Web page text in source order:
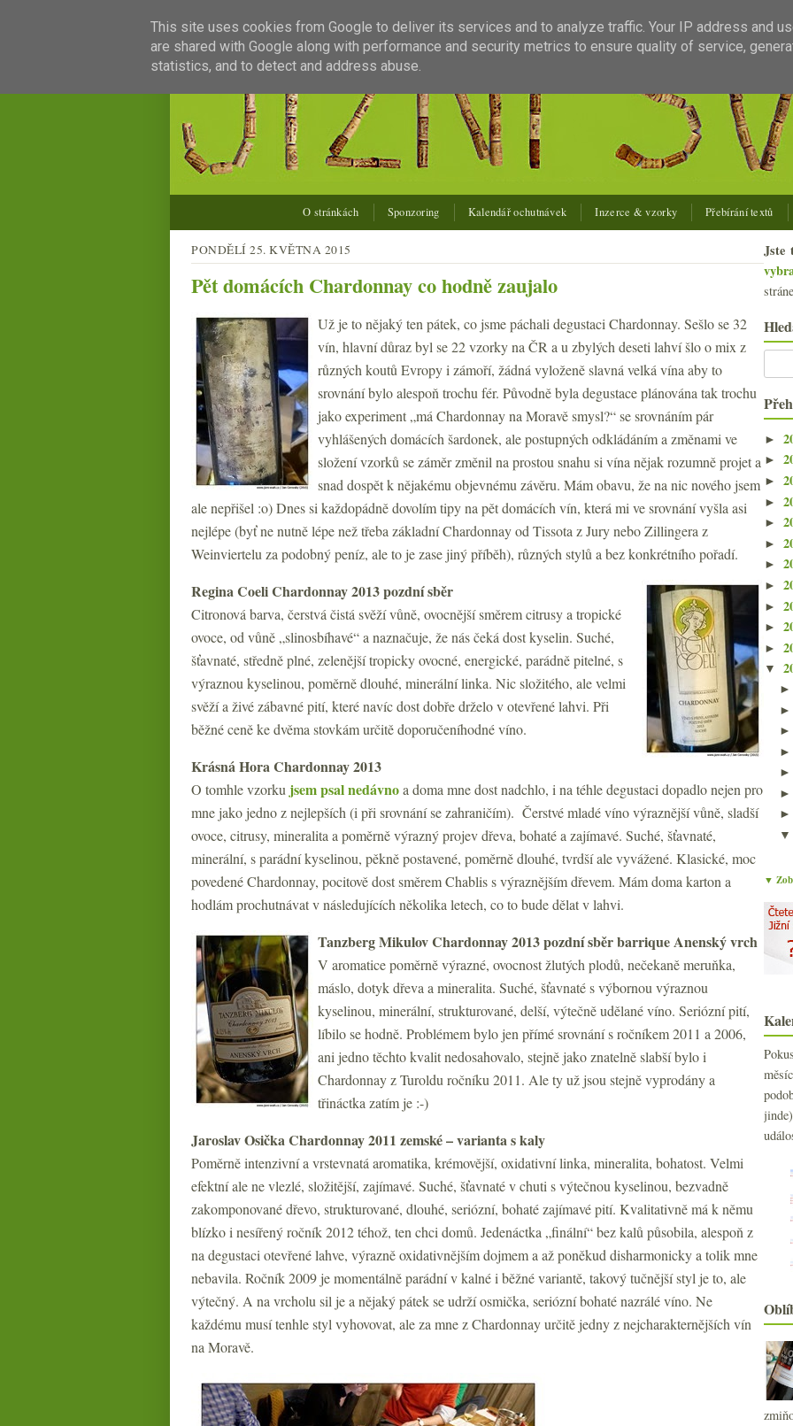
O stránkách Sponzoring Kalendář ochutnávek Inzerce & vzorky Přebírání textů
PONDĚLÍ 25. KVĚTNA 2015
Pět domácích Chardonnay co hodně zaujalo
Už je to nějaký ten pátek, co jsme páchali degustaci Chardonnay. Sešlo se 32
vín, hlavní důraz byl se 22 vzorky na ČR a u zbylých deseti lahví šlo o mix z
různých koutů Evropy i zámoří, žádná vyloženě slavná velká vína aby to
srovnání bylo alespoň trochu fér. Původně byla degustace plánována tak trochu
jako experiment „má Chardonnay na Moravě smysl?“ se srovnáním pár
vyhlášených domácích šardonek, ale postupných odkládáním a změnami ve
složení vzorků se záměr změnil na prostou snahu si vína nějak rozumně projet a
snad dospět k nějakému objevnému závěru. Mám obavu, že na nic nového jsem
ale nepřišel :o) Dnes si každopádně dovolím tipy na pět domácích vín, která mi ve srovnání vyšla asi
nejlépe (byť ne nutně lépe než třeba základní Chardonnay od Tissota z Jury nebo Zillingera z
Weinviertelu za podobný peníz, ale to je zase jiný příběh), různých stylů a bez konkrétního pořadí.
Regina Coeli Chardonnay 2013 pozdní sběr
Citronová barva, čerstvá čistá svěží vůně, ovocnější směrem citrusy a tropické
ovoce, od vůně „slinosbíhavé“ a naznačuje, že nás čeká dost kyselin. Suché,
šťavnaté, středně plné, zelenější tropicky ovocné, energické, parádně pitelné, s
výraznou kyselinou, poměrně dlouhé, minerální linka. Nic složitého, ale velmi
svěží a živé zábavné pití, které navíc dost dobře drželo v otevřené lahvi. Při
běžné ceně ke dvěma stovkám určitě doporučeníhodné víno.
Krásná Hora Chardonnay 2013
O tomhle vzorku jsem psal nedávnoa doma mne dost nadchlo, i na téhle degustaci dopadlo nejen pro
mne jako jedno z nejlepších (i při srovnání se zahraničím). Čerstvé mladé víno výraznější vůně, sladší
ovoce, citrusy, mineralita a poměrně výrazný projev dřeva, bohaté a zajímavé. Suché, šťavnaté,
minerální, s parádní kyselinou, pěkně postavené, poměrně dlouhé, tvrdší ale vyvážené. Klasické, moc
povedené Chardonnay, pocitově dost směrem Chablis s výraznějším dřevem. Mám doma karton a
hodlám prochutnávat v následujících několika letech, co to bude dělat v lahvi.
Tanzberg Mikulov Chardonnay 2013 pozdní sběr barrique Anenský vrch
V aromatice poměrně výrazné, ovocnost žlutých plodů, nečekaně meruňka,
máslo, dotyk dřeva a mineralita. Suché, šťavnaté s výbornou výraznou
kyselinou, minerální, strukturované, delší, výtečně udělané víno. Seriózní pití,
líbilo se hodně. Problémem bylo jen přímé srovnání s ročníkem 2011 a 2006,
ani jedno těchto kvalit nedosahovalo, stejně jako znatelně slabší bylo i
Chardonnay z Turoldu ročníku 2011. Ale ty už jsou stejně vyprodány a
třináctka zatím je :-)
Jaroslav Osička Chardonnay 2011 zemské – varianta s kaly
Poměrně intenzivní a vrstevnatá aromatika, krémovější, oxidativní linka, mineralita, bohatost. Velmi
efektní ale ne vlezlé, složitější, zajímavé. Suché, šťavnaté v chuti s výtečnou kyselinou, bezvadně
zakomponované dřevo, strukturované, dlouhé, seriózní, bohaté zajímavé pití. Kvalitativně má k němu
blízko i nesířený ročník 2012 téhož, ten chci domů. Jedenáctka „finální“ bez kalů působila, alespoň z
na degustaci otevřené lahve, výrazně oxidativnějším dojmem a až poněkud disharmonicky a tolik mne
nebavila. Ročník 2009 je momentálně parádní v kalné i běžné variantě, takový tučnější styl je to, ale
výtečný. A na vrcholu sil je a nějaký pátek se udrží osmička, seriózní bohaté nazrálé víno. Ne
každému musí tenhle styl vyhovovat, ale za mne z Chardonnay určitě jedny z nejcharakternějších vín
na Moravě.
Jste
►
►
►
►
►
►
►
►
►
►
►
▼
▼
This site uses cookies from Google to deliver its services and to analyze traffic. Your IP address and
are shared with Google along with performance and security metrics to ensure quality of service,
statistics, and to detect and address abuse.